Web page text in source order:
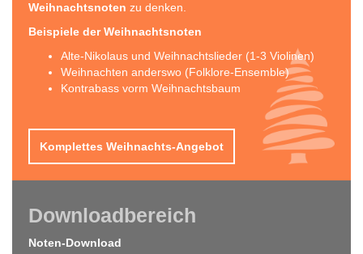
Weihnachtsnoten zu denken.
Beispiele der Weihnachtsnoten
Alte-Nikolaus und Weihnachtslieder (1-3 Violinen)
Weihnachten anderswo (Folklore-Ensemble)
Kontrabass vorm Weihnachtsbaum
Komplettes Weihnachts-Angebot
Downloadbereich
Noten-Download